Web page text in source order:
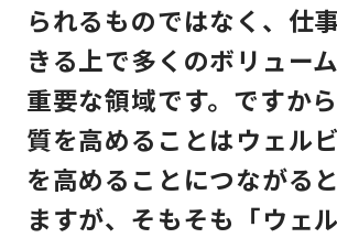
られるものではなく、仕
きる上で多くのボリュー
重要な領域です。ですか
質を高めることはウェル
を高めることにつながる
ますが、そもそも「ウェ